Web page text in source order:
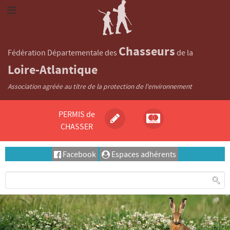
Fédération Départementale des Chasseurs de la
Loire-Atlantique
Association agréée au titre de la protection de l'environnement
PERMIS de
CHASSER
Facebook Espaces adhérents